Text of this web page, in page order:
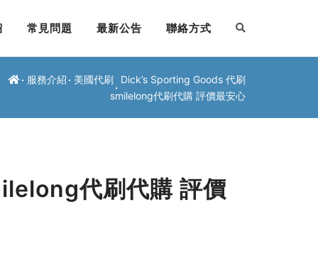
常見問題 最新公告 聯絡方式
服務介紹 美國代刷
Dick’s Sporting Goods 代刷
smilelong代刷代購 評價最安心
代刷代購 評價